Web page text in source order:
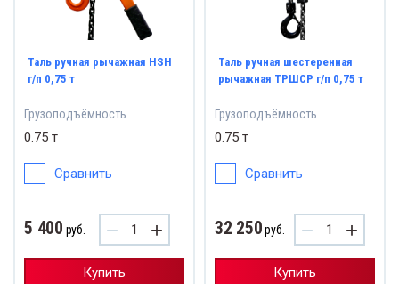
Таль ручная рычажная HSH
г/п 0,75 т
Грузоподъёмность
0.75 т
Сравнить
5 400 руб. − +
Купить
Таль ручная шестеренная
рычажная ТРШСР г/п 0,75 т
Грузоподъёмность
0.75 т
Сравнить
32 250руб. − +
Купить